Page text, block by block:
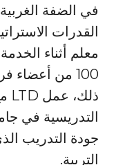
في الضفة
100 من أعضاء
التدريسية في
التربية.